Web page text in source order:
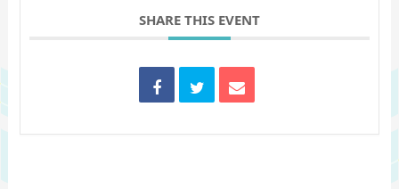
SHARE THIS EVENT